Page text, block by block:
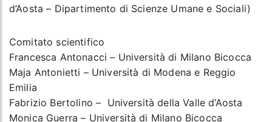
d’Aosta – Dipartimento di Scienze Umane e Sociali)
Comitato scientifico
Francesca Antonacci – Università di Milano Bicocca
Maja Antonietti – Università di Modena e Reggio
Emilia
Fabrizio Bertolino – Università della Valle d’Aosta
Monica Guerra – Università di Milano Bicocca